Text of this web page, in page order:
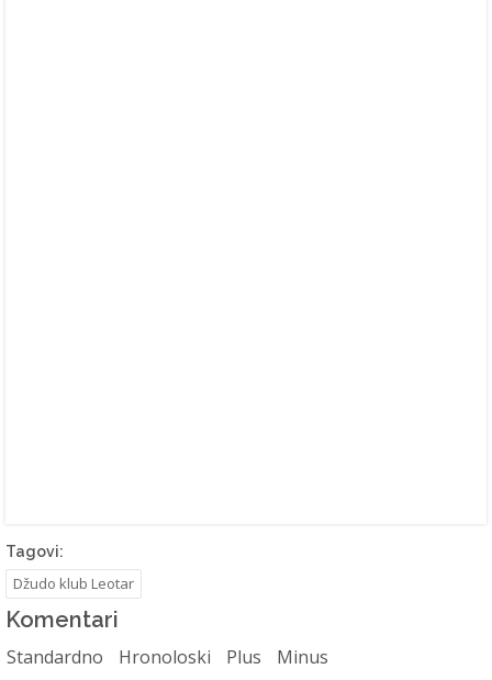
Tagovi:
Džudo klub Leotar
Komentari
Standardno Hronoloski Plus Minus